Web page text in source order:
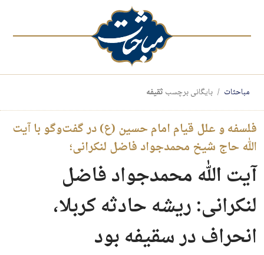
مباحثات بایگانی برچسب ثقیفه
فلسفه و علل قیام امام حسین (ع) در گفت‌وگو با آیت
الله حاج شیخ محمدجواد فاضل لنکرانی؛
آیت الله محمدجواد فاضل
لنکرانی: ریشه حادثه کربلا،
انحراف در سقیفه بود